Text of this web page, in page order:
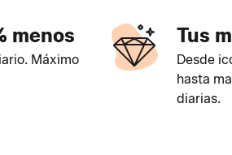
menos
Máximo
Tus
Desde
hasta
diarias.